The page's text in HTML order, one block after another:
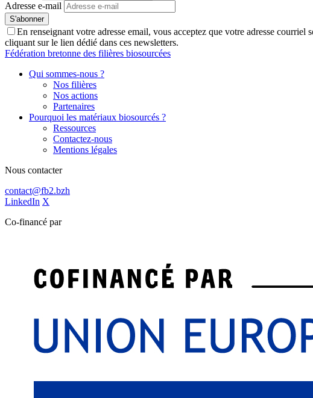
Adresse e-mail
En renseignant votre adresse email, vous acceptez que votre adresse
cliquant sur le lien dédié dans ces newsletters.
Fédération bretonne des filières biosourcées
Qui sommes-nous ?
Nos filières
Nos actions
Partenaires
Pourquoi les matériaux biosourcés ?
Ressources
Contactez-nous
Mentions légales
Nous contacter
contact@fb2.bzh
LinkedIn X
Co-financé par